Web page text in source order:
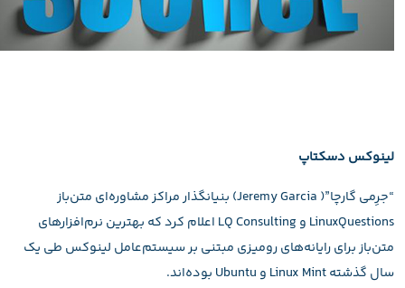
لینوکس دسکتاپ
“جرِمی گارچا”( Jeremy Garcia) بنیانگذار مراکز مشاوره‌ای متن‌باز
LinuxQuestions و LQ Consulting اعلام کرد که بهترین نرم‌افزارهای
متن‌باز برای رایانه‌های رومیزی مبتنی بر سیستم‌عامل لینوکس طی یک
سال گذشته Linux Mint و Ubuntu بوده‌اند.